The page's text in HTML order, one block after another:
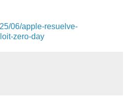
06/apple-resuelve-
zero-day